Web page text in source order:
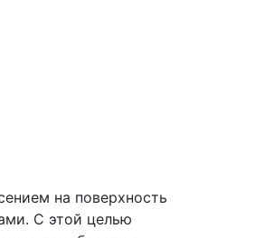
на поверхность
С этой целью